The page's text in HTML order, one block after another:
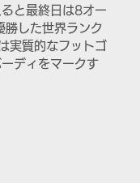
と最終日は8オー
した世界ランク
実質的なフットゴ
ディをマークす